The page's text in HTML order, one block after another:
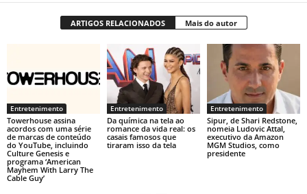
ARTIGOS RELACIONADOS Mais do autor
Entretenimento
Towerhouse assina
acordos com uma série
de marcas de conteúdo
do YouTube, incluindo
Culture Genesis e
programa ‘American
Mayhem With Larry The
Cable Guy’
Entretenimento
Da química na tela ao
romance da vida real: os
casais famosos que
tiraram isso da tela
Entretenimento
Sipur, de Shari Redstone,
nomeia Ludovic Attal,
executivo da Amazon
MGM Studios, como
presidente